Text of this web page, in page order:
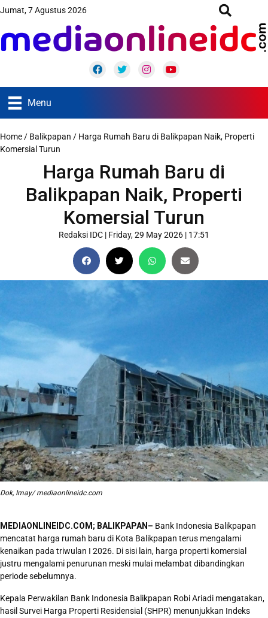
Jumat, 7 Agustus 2026
FacebookTwitter InstagramYoutube
Menu
Home / Balikpapan / Harga Rumah Baru di Balikpapan Naik, Properti
Komersial Turun
Harga Rumah Baru di
Balikpapan Naik, Properti
Komersial Turun
Redaksi IDC | Friday, 29 May 2026 | 17:51
Dok, Imay/ mediaonlineidc.com
MEDIAONLINEIDC.COM; BALIKPAPAN– Bank Indonesia Balikpapan
mencatat harga rumah baru di Kota Balikpapan terus mengalami
kenaikan pada triwulan I 2026. Di sisi lain, harga properti komersial
justru mengalami penurunan meski mulai melambat dibandingkan
periode sebelumnya.
Kepala Perwakilan Bank Indonesia Balikpapan Robi Ariadi mengatakan,
hasil Survei Harga Properti Residensial (SHPR) menunjukkan Indeks